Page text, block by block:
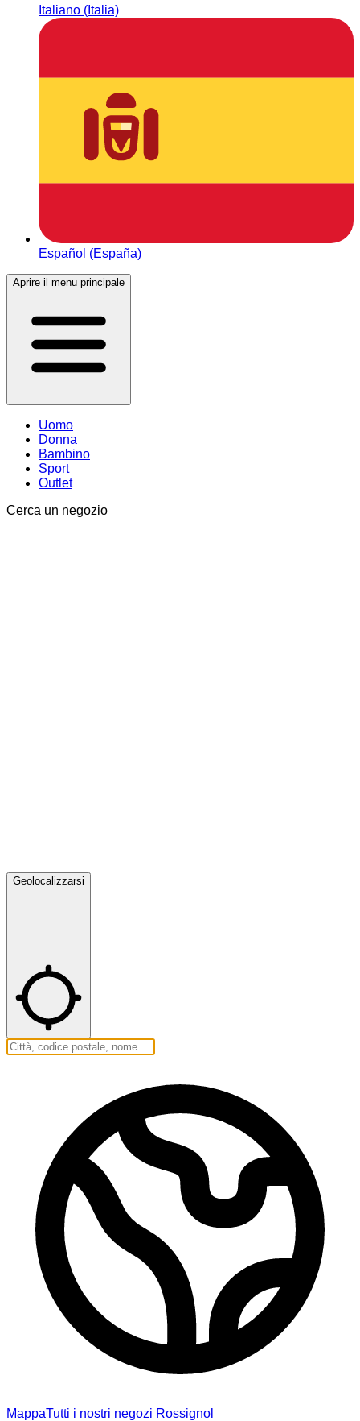
Italiano (Italia)
Español (España)
Aprire il menu principale
Uomo
Donna
Bambino
Sport
Outlet
Cerca un negozio
Geolocalizzarsi
MappaTutti i nostri negozi Rossignol